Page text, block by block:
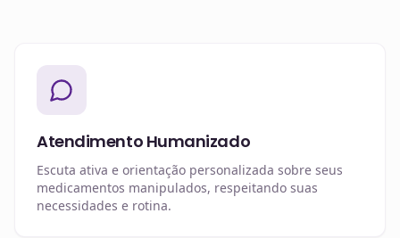
Atendimento Humanizado
Escuta ativa e orientação personalizada sobre seus
medicamentos manipulados, respeitando suas
necessidades e rotina.